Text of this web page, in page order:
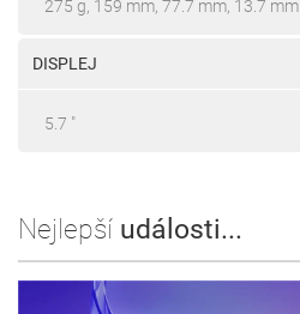
275 g, 159 mm, 77.7 mm, 13.7 mm
DISPLEJ
5.7 "
Nejlepší události...